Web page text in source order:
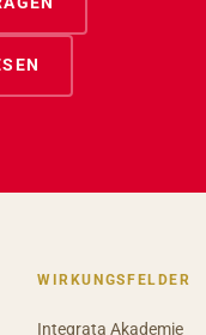
WIRKUNGSFELDER
Integrata Akademie